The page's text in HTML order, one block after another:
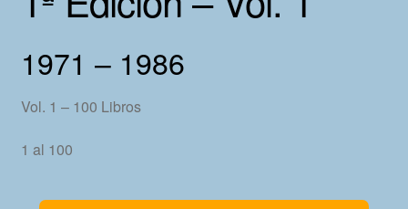
1971 – 1986
Vol. 1 – 100 Libros
1 al 100